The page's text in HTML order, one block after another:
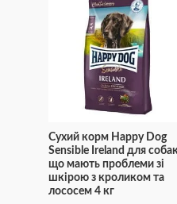
Сухий корм Happy Dog
Sensible Irеland для
що мають проблеми зі
шкірою з кроликом та
лососем 4 кг